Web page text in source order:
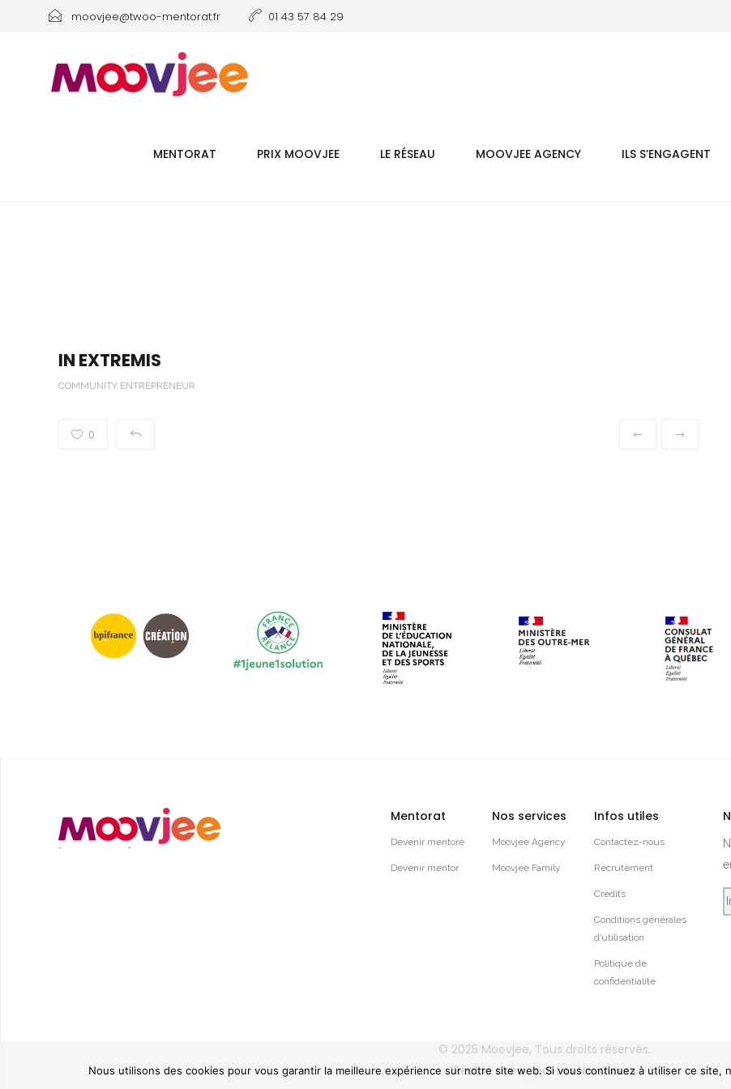
moovjee@twoo-mentorat.fr 01 43 57 84 29
MENTORAT PRIX MOOVJEE LE RÉSEAU MOOVJEE AGENCY ILS S’ENGAGENT
IN EXTREMIS
COMMUNITY ENTREPRENEUR
0
Mentorat
Devenir mentoré
Devenir mentor
Nos services
Moovjee Agency
Moovjee Family
Infos utiles
Contactez-nous
Recrutement
Crédits
Conditions générales
d’utilisation
Politique de
confidentialité
© 2025 Moovjee, Tous droits réservés.
Réalisé avec par Les Novateurs
Nous utilisons des cookies pour vous garantir la meilleure expérience sur notre site web. Si vous continuez à utiliser ce site,